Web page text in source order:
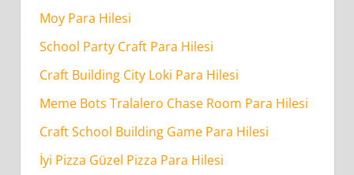
Moy Para Hilesi
School Party Craft Para Hilesi
Craft Building City Loki Para Hilesi
Meme Bots Tralalero Chase Room Para Hilesi
Craft School Building Game Para Hilesi
İyi Pizza Güzel Pizza Para Hilesi